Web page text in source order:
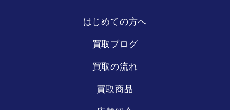
リーベル
王寺店
はじめての方へ
買取ブログ
買取の流れ
買取商品